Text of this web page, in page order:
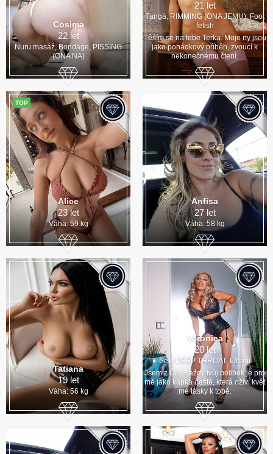
Cosima
22 let
Nuru masáž, Bondage, PISSING
(ONA NA)
21 let
Tangá, RIMMING (ONA JEMU), Foot
fetish
Těším se na tebe Terka. Moje rty jsou
jako pohádkový příběh, zvoucí k
nekonečnému čtení.
TOP
Alice
23 let
Váha: 59 kg
Anfisa
27 let
Váha: 58 kg
Tatiana
19 let
Váha: 56 kg
Veronica
20 let
Sex, DEEP THROAT, Líbání
Jsem z ČR. Každý tvůj polibek je pro
mě jako kapka deště, která oživí květ
mé lásky k tobě.